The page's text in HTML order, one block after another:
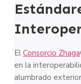
El Consorcio Zhaga
en la
alumbrado